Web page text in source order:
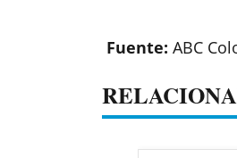
Fuente: ABC